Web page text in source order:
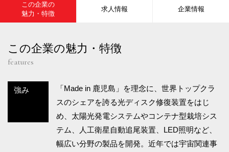
この企業の
魅力・特徴
求人情報 企業情報
この企業の魅力・特徴
features
強み
「Made in 鹿児島」を理念に、世界トップクラ
スのシェアを誇る光ディスク修復装置をはじ
め、太陽光発電システムやコンテナ型栽培シス
テム、人工衛星自動追尾装置、LED照明など、
幅広い分野の製品を開発。近年では宇宙関連事